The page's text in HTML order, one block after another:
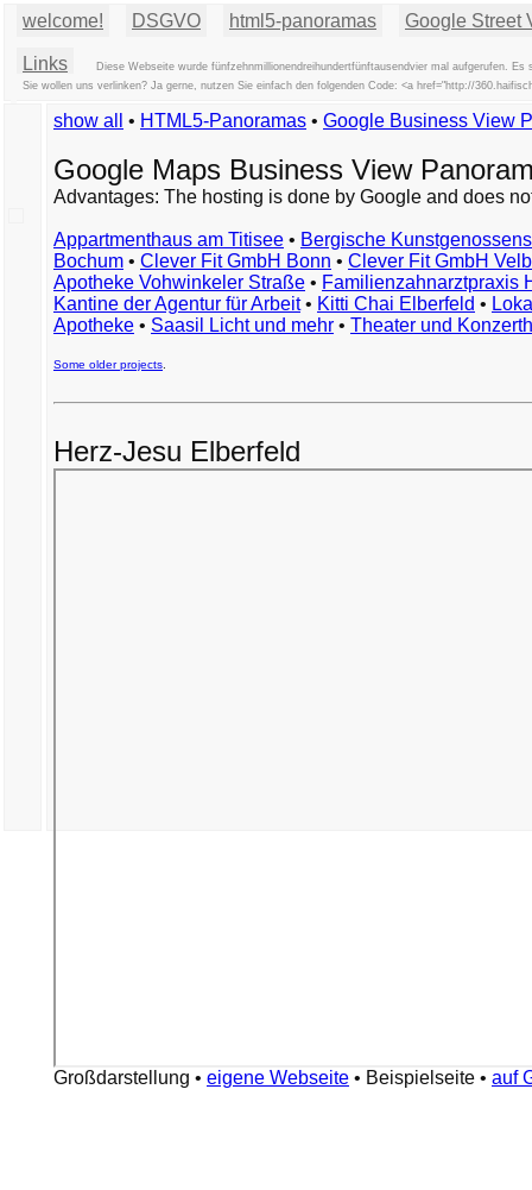
welcome! DSGVO html5-panoramas Google Street
Links
Diese Webseite wurde fünfzehnmillionendreihundertfünftausendvier mal aufgerufen.
Sie wollen uns verlinken? Ja gerne, nutzen Sie einfach den folgenden Code: <a href="http://
show all • HTML5-Panoramas • Google Business View
Google Maps Business View
Advantages: The hosting is done by Google and does
Appartmenthaus am Titisee • Bergische
Bochum • Clever Fit GmbH Bonn • Clever Fit GmbH
Apotheke Vohwinkeler Straße • Familienzahnarztpraxis
Kantine der Agentur für Arbeit• Kitti Chai Elberfeld •
Apotheke • Saasil Licht und mehr • Theater und
Some older projects
Herz-Jesu Elberfeld
Großdarstellung • eigene Webseite • Beispielseite • auf